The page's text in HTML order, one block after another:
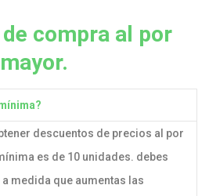
compra al por
mayor.
descuentos de precios al por
es de 10 unidades. debes
medida que aumentas las